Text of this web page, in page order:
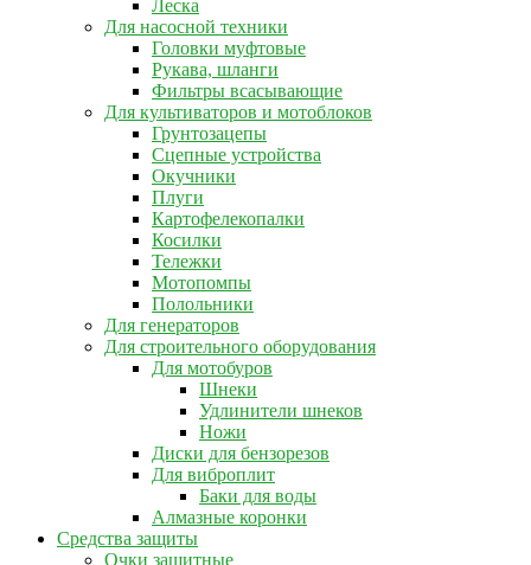
Леска
Для насосной техники
Головки муфтовые
Рукава, шланги
Фильтры всасывающие
Для культиваторов и мотоблоков
Грунтозацепы
Сцепные устройства
Окучники
Плуги
Картофелекопалки
Косилки
Тележки
Мотопомпы
Полольники
Для генераторов
Для строительного оборудования
Для мотобуров
Шнеки
Удлинители шнеков
Ножи
Диски для бензорезов
Для виброплит
Баки для воды
Алмазные коронки
Средства защиты
Очки защитные